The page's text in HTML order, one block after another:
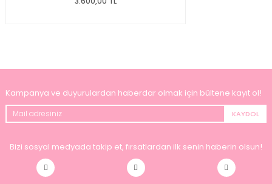
Kampanya ve duyurulardan haberdar olmak için bültene kayıt ol!
KAYDOL
Bizi sosyal medyada takip et, fırsatlardan ilk senin haberin olsun!